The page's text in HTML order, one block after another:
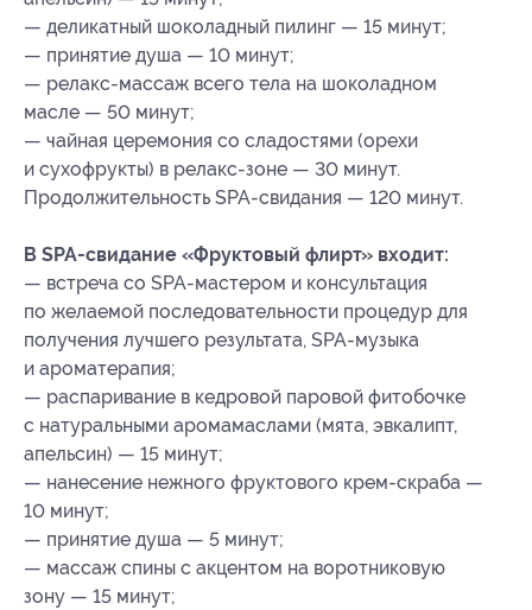
— деликатный шоколадный пилинг — 15 минут;
— принятие душа — 10 минут;
— релакс-массаж всего тела на шоколадном
масле — 50 минут;
— чайная церемония со сладостями (орехи
и сухофрукты) в релакс-зоне — 30 минут.
Продолжительность SPA-свидания — 120 минут.
В SPA-свидание «Фруктовый флирт» входит:
— встреча со SPA-мастером и консультация
по желаемой последовательности процедур для
получения лучшего результата, SPA-музыка
и ароматерапия;
— распаривание в кедровой паровой фитобочке
с натуральными аромамаслами (мята, эвкалипт,
апельсин) — 15 минут;
— нанесение нежного фруктового крем-скраба —
10 минут;
— принятие душа — 5 минут;
— массаж спины с акцентом на воротниковую
зону — 15 минут;